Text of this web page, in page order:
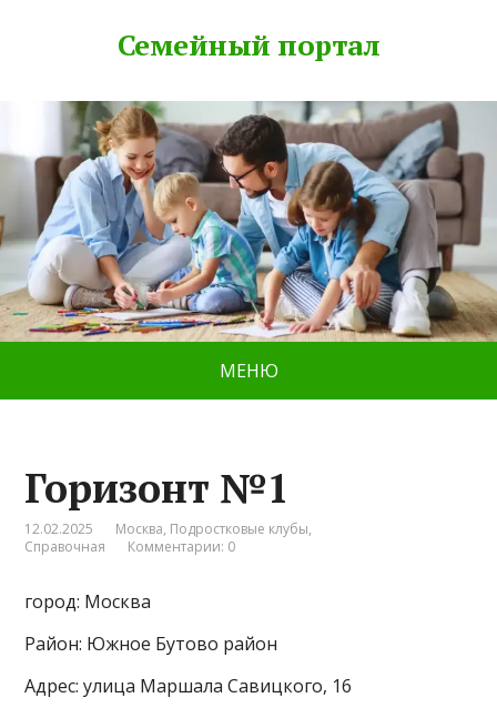
Семейный портал
МЕНЮ
Горизонт №1
12.02.2025 Москва, Подростковые клубы,
Справочная
Комментарии: 0
город: Москва
Район: Южное Бутово район
Адрес: улица Маршала Савицкого, 16